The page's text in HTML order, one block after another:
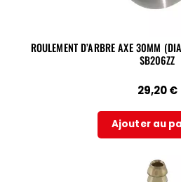
ROULEMENT D’ARBRE AXE 30MM
SB206ZZ
29,20€
Ajouter au